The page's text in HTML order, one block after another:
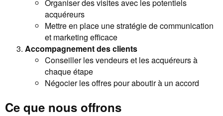
Organiser des visites avec les potentiels
acquéreurs
Mettre en place une stratégie de communication
et marketing efficace
Accompagnement des clients
Conseiller les vendeurs et les acquéreurs à
chaque étape
Négocier les offres pour aboutir à un accord
Ce que nous offrons